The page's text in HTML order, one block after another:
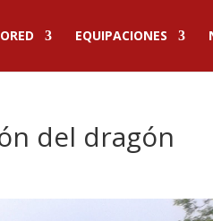
EQUIPACIONES
del dragón